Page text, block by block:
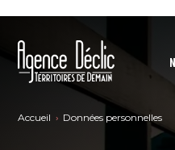
STRUCTURER VOS DÉMARCHES RSE
Accueil Données personnelles